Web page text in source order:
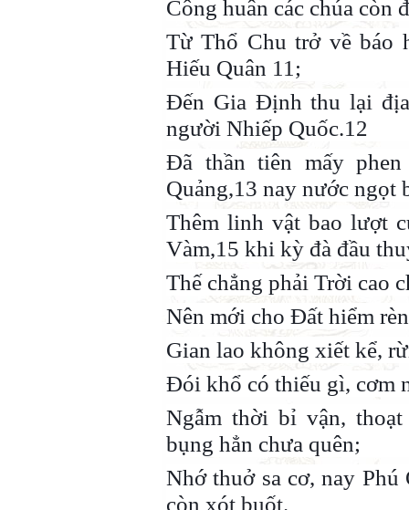
Công huân các chúa còn
Từ Thổ Chu trở về báo
Hiếu Quân 11;
Đến Gia Định thu lại
người Nhiếp Quốc.12
Đã thần tiên mấy
Quảng,13 nay nước ngọt
Thêm linh vật bao lượt
Vàm,15 khi kỳ đà đầu
Thế chẳng phải Trời cao
Nên mới cho Đất hiểm
Gian lao không xiết kể,
Đói khổ có thiếu gì, cơm
Ngẫm thời bỉ vận,
bụng hẳn chưa quên;
Nhớ thuở sa cơ, nay
còn xót buốt.